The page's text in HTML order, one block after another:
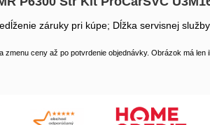
záruky pri kúpe; Dĺžka servisnej
zmenu ceny až po potvrdenie objednávky. Obrázok má len